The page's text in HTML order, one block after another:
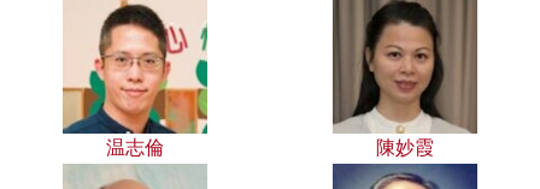
温志倫 陳妙霞